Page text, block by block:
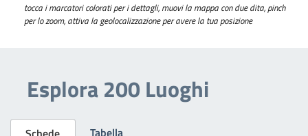
tocca i marcatori colorati per i dettagli, muovi la mappa con due dita, pinch
per lo zoom, attiva la geolocalizzazione per avere la tua posizione
Esplora 200 Luoghi